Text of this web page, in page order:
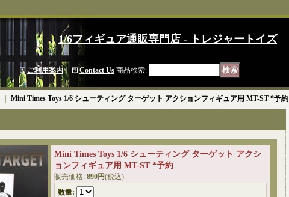
1/6フィギュア通販専門店 - トレジャートイズ
ご利用案内｜ Contact Us 商品検索:
Mini Times Toys 1/6 シューティング ターゲット アクションフィギュア用 MT-ST *予約
Mini Times Toys 1/6 シューティング ターゲット アクシ
ョンフィギュア用 MT-ST *予約
販売価格: 890円(税込)
数量: